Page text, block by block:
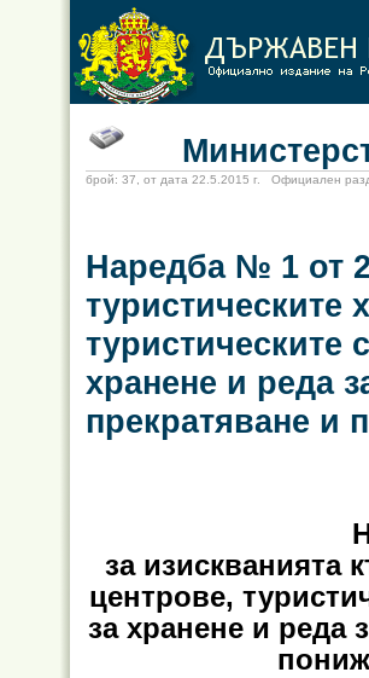
брой: 37, от дата 22.5.2015 г. Официален
Наредба № 1 от
туристическите
туристическите
хранене и реда
прекратяване и
за изискванията
центрове,
за хранене и реда